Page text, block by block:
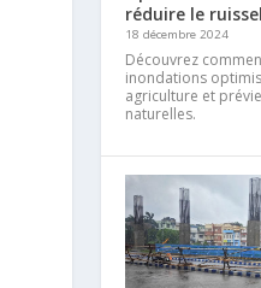
réduire le
18 décembre 2024
Découvrez
inondations
agriculture et
naturelles.